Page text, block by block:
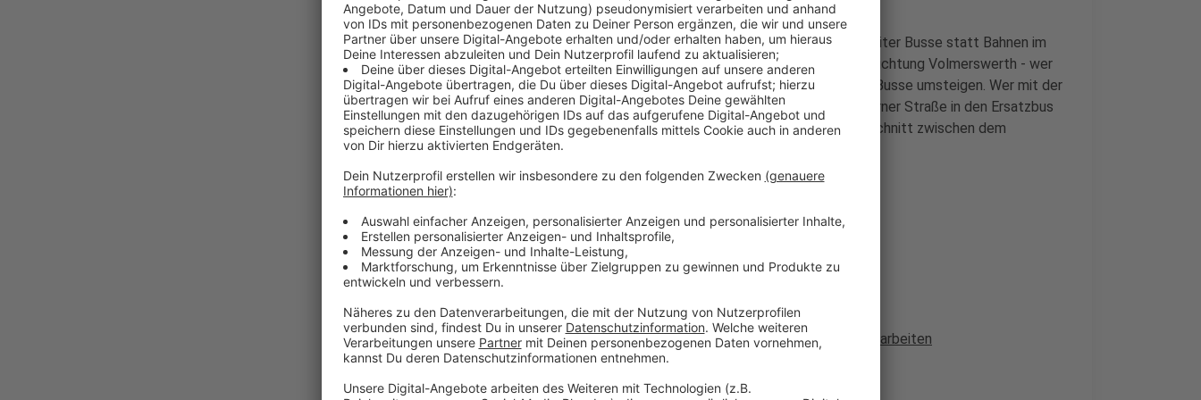
Auf den Stadtbahnlinien U71, U73, U74, U77, U79 und U83 sind weiter Busse statt Bahnen im
Einsatz. Die Linien U71 und U83 fahren ab dem Bilker Bahnhof in Richtung Volmerswerth - wer
von Bilk nach Wersten und Benrath will, muss am Knotenpunkt in Busse umsteigen. Wer mit der
U74 und der U77 in Richtung Süden will, muss ab der Kaiserslauterner Straße in den Ersatzbus
umsteigen. Die Linie 704 wird stark verkürzt; hier entfällt der Abschnitt zwischen dem
Hauptbahnhof und der Universität Ost.
Weitere Infos und Links zum Thema:
Anzeige
Hier informiert die Rheinbahn über die Auswirkungen durch die Bauarbeiten